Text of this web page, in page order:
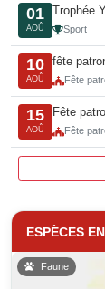
01
AOÛ
Trophée
Sport
10
AOÛ
fête
Fête
15
AOÛ
Fête
Fête
ESPÈCES
Faune